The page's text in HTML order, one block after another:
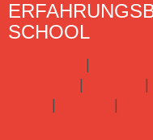
SCHOOL